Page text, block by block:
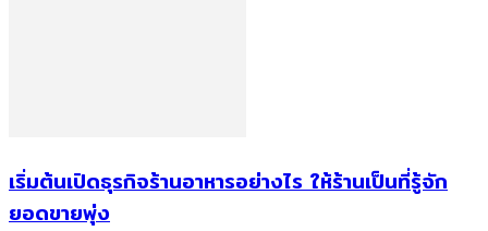
เริ่มต้นเปิดธุรกิจร้านอาหารอย่างไร ให้ร้านเป็นที่รู้จัก
ยอดขายพุ่ง